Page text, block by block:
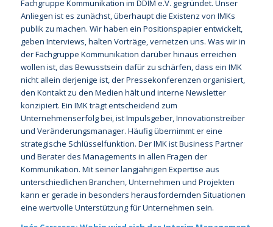
Fachgruppe Kommunikation im DDIM e.V. gegründet. Unser
Anliegen ist es zunächst, überhaupt die Existenz von IMKs
publik zu machen. Wir haben ein Positionspapier entwickelt,
geben Interviews, halten Vorträge, vernetzen uns. Was wir in
der Fachgruppe Kommunikation darüber hinaus erreichen
wollen ist, das Bewusstsein dafür zu schärfen, dass ein IMK
nicht allein derjenige ist, der Pressekonferenzen organisiert,
den Kontakt zu den Medien hält und interne Newsletter
konzipiert. Ein IMK trägt entscheidend zum
Unternehmenserfolg bei, ist Impulsgeber, Innovationstreiber
und Veränderungsmanager. Häufig übernimmt er eine
strategische Schlüsselfunktion. Der IMK ist Business Partner
und Berater des Managements in allen Fragen der
Kommunikation. Mit seiner langjährigen Expertise aus
unterschiedlichen Branchen, Unternehmen und Projekten
kann er gerade in besonders herausfordernden Situationen
eine wertvolle Unterstützung für Unternehmen sein.